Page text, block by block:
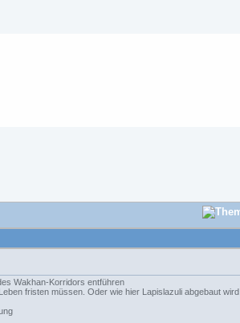
Wakhan-Korridors entführen
fristen müssen. Oder wie hier Lapislazuli abgebaut wird